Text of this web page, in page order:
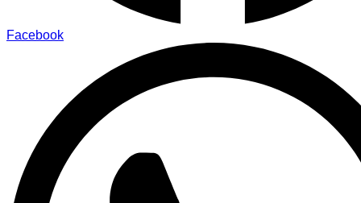
Facebook